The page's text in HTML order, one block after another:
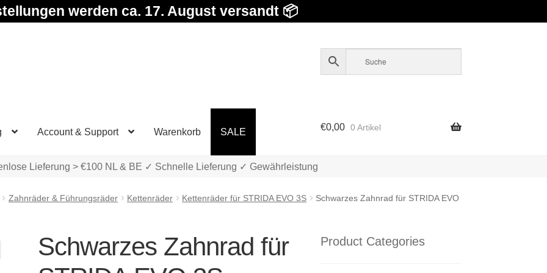
werden ca. 17. August versandt 📦
Account & Support Warenkorb SALE €0,00 0 Artikel
Lieferung > €100 NL & BE ✓ Schnelle Lieferung ✓ Gewährleistung
Zahnräder & Führungsräder Kettenräder Kettenräder für STRIDA EVO 3S
Schwarzes Zahnrad für STRIDA EVO
Schwarzes Zahnrad für
Product Categories